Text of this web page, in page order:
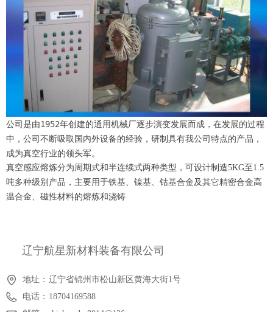
公司是由1952年创建的通用机械厂逐步演变发展而成，在发展的过程
中，公司不断吸取国内外设备的经验，研制具有我公司特点的产品，
成为真空行业的领头军。
真空感应熔炼分为周期式和半连续式两种类型，可设计制造5KG至1.5
吨多种级别产品，主要用于铁基、镍基、钴基合金及其它精密合金高
温合金、磁性材料的熔炼和浇铸
辽宁航星新材料装备有限公司
地址： 辽宁省锦州市松山新区黄海大街1号
电话： 18704169588